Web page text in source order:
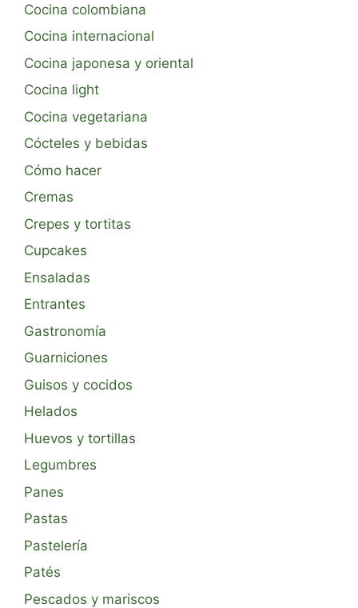
Cocina colombiana
Cocina internacional
Cocina japonesa y oriental
Cocina light
Cocina vegetariana
Cócteles y bebidas
Cómo hacer
Cremas
Crepes y tortitas
Cupcakes
Ensaladas
Entrantes
Gastronomía
Guarniciones
Guisos y cocidos
Helados
Huevos y tortillas
Legumbres
Panes
Pastas
Pastelería
Patés
Pescados y mariscos